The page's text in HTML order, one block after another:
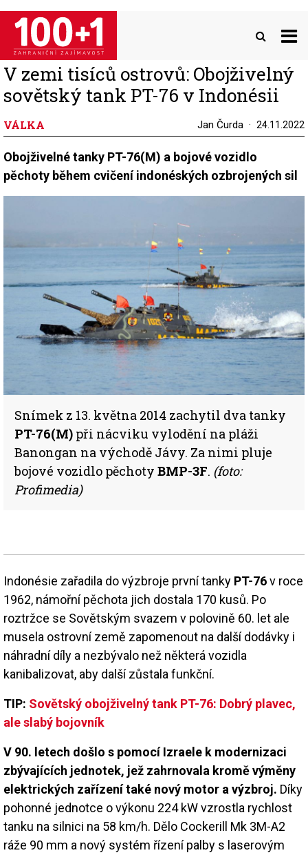
Přejít
hlavnímu
obsahu
V zemi tisíců ostrovů: Obojživelný
sovětský tank PT-76 v Indonésii
VÁLKA Jan Čurda 24.11.2022
Obojživelné tanky PT-76(M) a bojové vozidlo
pěchoty během cvičení indonéských ozbrojených sil
Snímek z 13. května 2014 zachytil dva tanky
PT-76(M) při nácviku vylodění na pláži
Banongan na východě Jávy. Za nimi pluje
bojové vozidlo pěchoty BMP-3F. (foto:
Profimedia)
Indonésie zařadila do výzbroje první tanky PT-76v roce
1962, námořní pěchota jich dostala 170 kusů. Po
roztržce se Sovětským svazem v polovině 60. let ale
musela ostrovní země zapomenout na další dodávky i
náhradní díly a nezbývalo než některá vozidla
kanibalizovat, aby další zůstala funkční.
TIP: Sovětský obojživelný tank PT-76: Dobrý plavec,
ale slabý bojovník
V 90. letech došlo s pomocí Izraele k modernizaci
zbývajících jednotek, jež zahrnovala kromě výměny
elektrických zařízení také nový motor a výzbroj. Díky
pohonné jednotce o výkonu 224 kW vzrostla rychlost
tanku na silnici na 58 km/h. Dělo Cockerill Mk 3M-A2
ráže 90 mm a nový systém řízení palby s laserovým